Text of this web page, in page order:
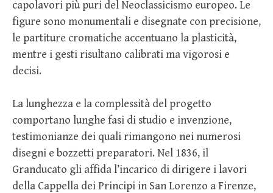
capolavori più puri del Neoclassicismo europeo. Le
figure sono monumentali e disegnate con precisione,
le partiture cromatiche accentuano la plasticità,
mentre i gesti risultano calibrati ma vigorosi e
decisi.
La lunghezza e la complessità del progetto
comportano lunghe fasi di studio e invenzione,
testimonianze dei quali rimangono nei numerosi
disegni e bozzetti preparatori. Nel 1836, il
Granducato gli affida l’incarico di dirigere i lavori
della Cappella dei Principi in San Lorenzo a Firenze,